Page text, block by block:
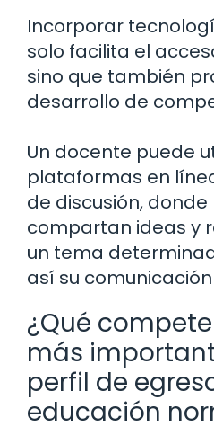
Incorporar
solo facilita el
sino que también
desarrollo de
Un docente puede
plataformas en
de discusión,
compartan ideas y
un tema
así su
¿Qué
más
perfil de
educación